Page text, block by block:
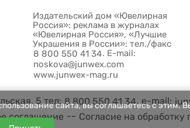
Издательский дом «Ювелирная
Россия»: реклама в журналах
«Ювелирная Россия», «Лучшие
Украшения в России»: тел./факс
8 800 550 41 34. E-mail:
noskova@junwex.com
www.junwex-mag.ru
5 тел:8 800 550 41 34, e-mail:
соглашение -- Согласие на
сайта, вы соглашаетесь с этим.